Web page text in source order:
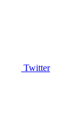
Twitter